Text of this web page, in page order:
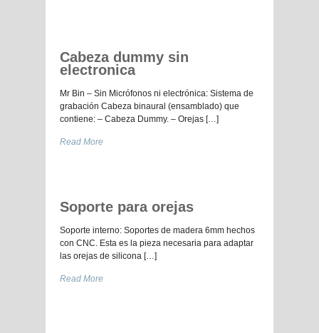
Cabeza dummy sin
electronica
Mr Bin – Sin Micrófonos ni electrónica: Sistema de
grabación Cabeza binaural (ensamblado) que
contiene: – Cabeza Dummy. – Orejas […]
Read More
Soporte para orejas
Soporte interno: Soportes de madera 6mm hechos
con CNC. Esta es la pieza necesaria para adaptar
las orejas de silicona […]
Read More